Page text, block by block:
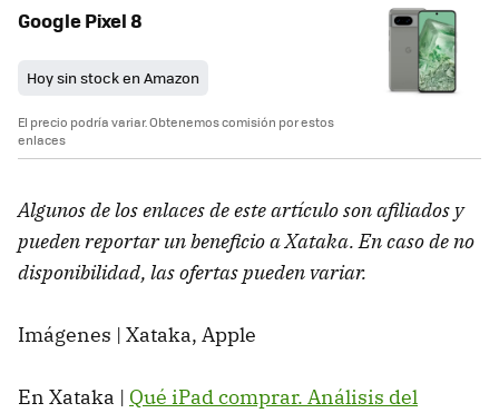
Google Pixel 8
Hoy sin stock en Amazon
El precio podría variar. Obtenemos comisión por estos
enlaces
Algunos de los enlaces de este artículo son afiliados y
pueden reportar un beneficio a Xataka. En caso de no
disponibilidad, las ofertas pueden variar.
Imágenes | Xataka, Apple
En Xataka | Qué iPad comprar. Análisis del